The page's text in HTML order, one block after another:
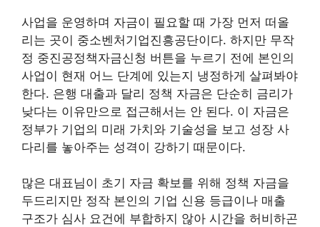
사업을 운영하며 자금이 필요할 때 가장 먼저 떠올
리는 곳이 중소벤처기업진흥공단이다. 하지만 무작
정 중진공정책자금신청 버튼을 누르기 전에 본인의
사업이 현재 어느 단계에 있는지 냉정하게 살펴봐야
한다. 은행 대출과 달리 정책 자금은 단순히 금리가
낮다는 이유만으로 접근해서는 안 된다. 이 자금은
정부가 기업의 미래 가치와 기술성을 보고 성장 사
다리를 놓아주는 성격이 강하기 때문이다.
많은 대표님이 초기 자금 확보를 위해 정책 자금을
두드리지만 정작 본인의 기업 신용 등급이나 매출
구조가 심사 요건에 부합하지 않아 시간을 허비하곤